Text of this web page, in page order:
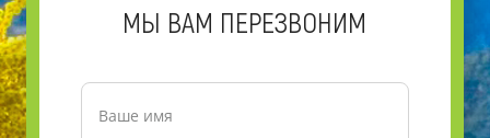
МЫ ВАМ ПЕРЕЗВОНИМ